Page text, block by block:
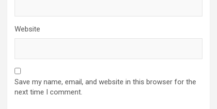
Website
Save my name, email, and website in this browser for the
next time I comment.